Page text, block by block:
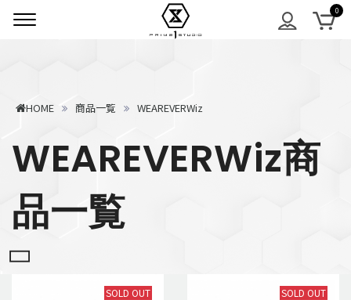
HOME 商品一覧 WEAREVERWiz
WEAREVERWiz商
品一覧
SOLD OUT SOLD OUT